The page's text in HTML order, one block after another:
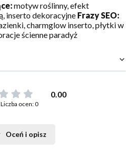
motyw roślinny, efekt
inserto dekoracyjne Frazy SEO:
charmglow inserto, płytki w
ścienne paradyż
0.00
Liczba ocen: 0
Oceń i opisz